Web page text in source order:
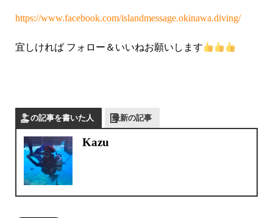
https://www.facebook.com/islandmessage.okinawa.diving/
宜しければ フォロー＆いいねお願いします
この記事を書いた人 最新の記事
Kazu